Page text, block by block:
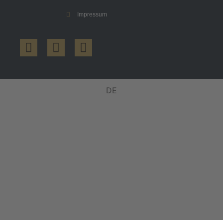
Impressum
DE